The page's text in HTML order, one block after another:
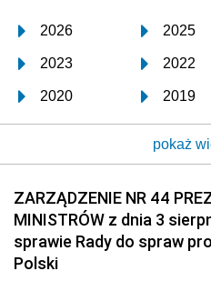
2026 2025
2023 2022
2020 2019
2017 2016
2014 2013
2011 2010
2008 2007
2005
pokaż
ZARZĄDZENIE NR 44
MINISTRÓW z dnia 3
sprawie Rady do spraw
Polski